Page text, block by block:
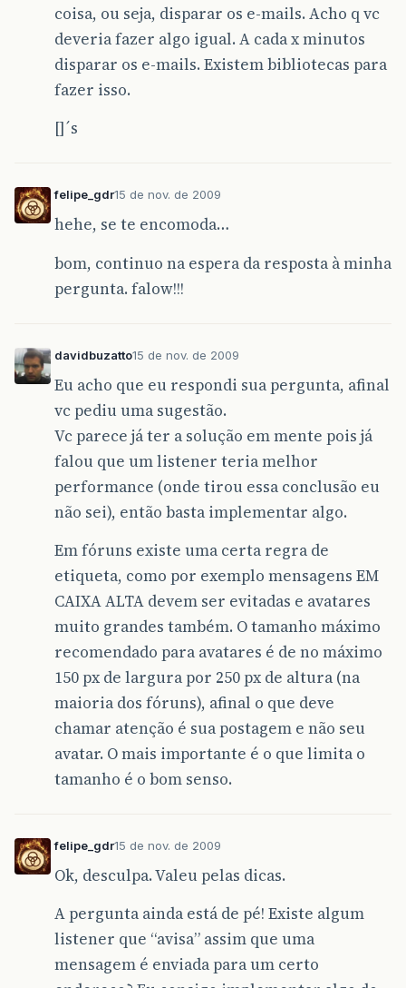
coisa, ou seja, disparar os e-mails. Acho q vc
deveria fazer algo igual. A cada x minutos
disparar os e-mails. Existem bibliotecas para
fazer isso.
[]´s
felipe_gdr15 de nov. de 2009
hehe, se te encomoda…
bom, continuo na espera da resposta à minha
pergunta. falow!!!
davidbuzatto15 de nov. de 2009
Eu acho que eu respondi sua pergunta, afinal
vc pediu uma sugestão.
Vc parece já ter a solução em mente pois já
falou que um listener teria melhor
performance (onde tirou essa conclusão eu
não sei), então basta implementar algo.
Em fóruns existe uma certa regra de
etiqueta, como por exemplo mensagens EM
CAIXA ALTA devem ser evitadas e avatares
muito grandes também. O tamanho máximo
recomendado para avatares é de no máximo
150 px de largura por 250 px de altura (na
maioria dos fóruns), afinal o que deve
chamar atenção é sua postagem e não seu
avatar. O mais importante é o que limita o
tamanho é o bom senso.
felipe_gdr15 de nov. de 2009
Ok, desculpa. Valeu pelas dicas.
A pergunta ainda está de pé! Existe algum
listener que “avisa” assim que uma
mensagem é enviada para um certo